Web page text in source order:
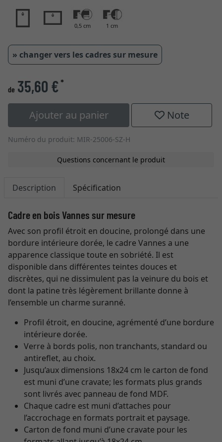
0,5 cm 1 cm
» changer vers les cadres sur mesure
de 35,60 €*
Ajouter au panier Note
Numéro du produit: MIR-25006-SZ-H
Questions concernant le produit
Description Spécification
Cadre en bois Vannes sur mesure
Avec son profil étroit en doucine, prolongé dans une
bordure intérieure dorée, le cadre Vannes a une
apparence classique toute en sobriété. Il est
disponible dans différentes teintes douces et
discrètes, qui ne dissimulent pas la veinure du bois et
dont la patine très légèrement brillante donne à
l’ensemble un charme suranné.
Profil étroit, en doucine, agrémenté d’une bordure
intérieure dorée.
Verre à bords polis, non tranchants, standard ou
antireflet, au choix.
Jusqu’aux dimensions 18x24 cm le carton de fond
est muni d’une cravate; les formats plus grands
sont livrés avec panneau de fond MDF.
Chaque cadre est muni d’attaches pour
l’accrochage en formats portrait et paysage.
Carton de fond muni d’une cravate pour les